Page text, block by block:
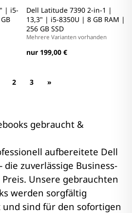
| i5-
Dell Latitude 7390 2-in-1 |
13,3" | i5-8350U | 8 GB RAM |
256 GB SSD
Mehrere Varianten vorhanden
nur 199,00 €
2 3 »
gebraucht &
aufbereitete Dell
die zuverlässige Business-
Unsere gebrauchten
werden sorgfältig
sind für den sofortigen